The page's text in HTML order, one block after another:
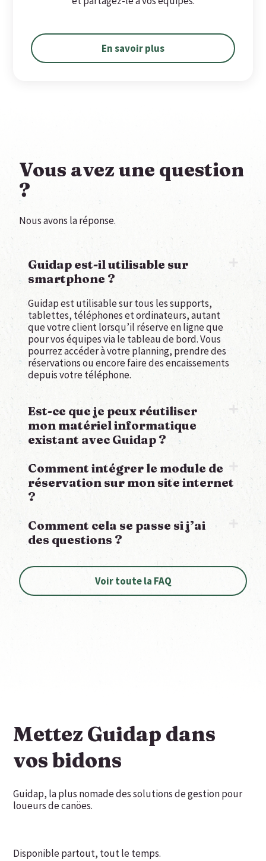
En savoir plus
Vous avez une question
?
Nous avons la réponse.
Guidap est-il utilisable sur
smartphone ?
Guidap est utilisable sur tous les supports,
tablettes, téléphones et ordinateurs, autant
que votre client lorsqu’il réserve en ligne que
pour vos équipes via le tableau de bord. Vous
pourrez accéder à votre planning, prendre des
réservations ou encore faire des encaissements
depuis votre téléphone.
Est-ce que je peux réutiliser
mon matériel informatique
existant avec Guidap ?
Comment intégrer le module de
réservation sur mon site internet
?
Comment cela se passe si j’ai
des questions ?
Voir toute la FAQ
Mettez Guidap dans
vos bidons
Guidap, la plus nomade des solutions de gestion pour
loueurs de canöes.
Disponible partout, tout le temps.